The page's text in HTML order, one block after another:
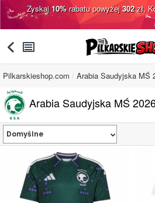
Zyskaj10%rabatu powyżej302zł,
󰅯 󰂩
Pilkarskieshop.com Arabia Saudyjska MŚ
Arabia Saudyjska MŚ